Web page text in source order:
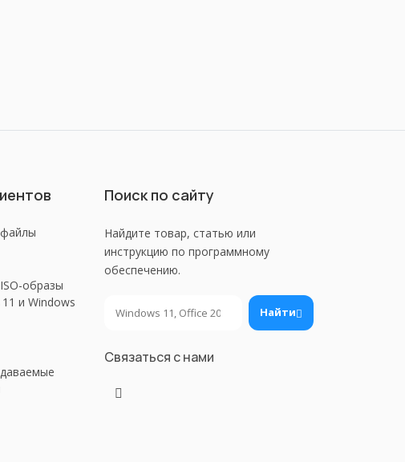
образы
и Windows
Поиск по сайту
Найдите товар, статью или
инструкцию по программному
обеспечению.
Найти
Связаться с нами